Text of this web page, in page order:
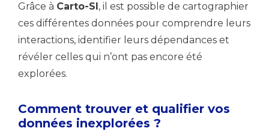
Grâce à Carto-SI, il est possible de cartographier
ces différentes données pour comprendre leurs
interactions, identifier leurs dépendances et
révéler celles qui n’ont pas encore été
explorées.
Comment trouver et qualifier vos
données inexplorées ?